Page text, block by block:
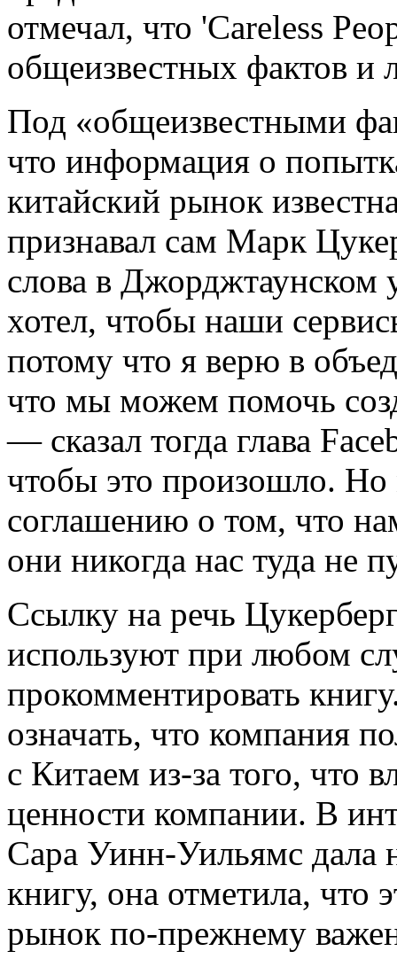
отмечал, что 'Careless
общеизвестных фактов
Под «общеизвестными
что информация о
китайский рынок
признавал сам Марк
слова в Джорджтаунском
хотел, чтобы наши
потому что я верю в
что мы можем помочь
— сказал тогда глава
чтобы это произошло.
соглашению о том, что
они никогда нас туда не
Ссылку на речь
используют при любом
прокомментировать
означать, что компания
с Китаем из-за того, что
ценности компании. В
Сара Уинн-Уильямс дала
книгу, она отметила, что
рынок по-прежнему